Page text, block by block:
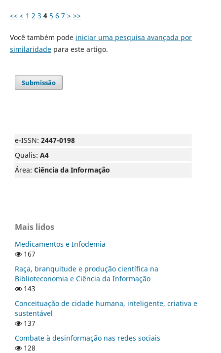
<< < 1 2 3 4 5 6 7 > >>
Você também pode iniciar uma pesquisa avançada por
similaridadepara este artigo.
Submissão
e-ISSN: 2447-0198
Qualis: A4
Área: Ciência da Informação
Mais lidos
Medicamentos e Infodemia
167
Raça, branquitude e produção científica na
Biblioteconomia e Ciência da Informação
143
Conceituação de cidade humana, inteligente, criativa e
sustentável
137
Combate à desinformação nas redes sociais
128